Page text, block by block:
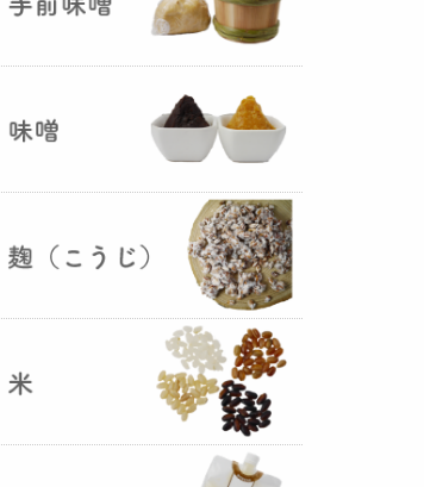
成しました！完全オリジナルで特
別な仕様でお米の美味しさをその
ままキープ！酸化防止と長期保存
を可能にしました！
山形さくらんぼ甘酒ゼリー発売
山形のさくらんぼをペーストにし
て、当店の生甘酒と合わせフレッ
シュな酸味の効いたさくらんぼ甘
が出来まし